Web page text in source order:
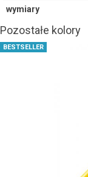
wymiary
Pozostałe kolory
BESTSELLER